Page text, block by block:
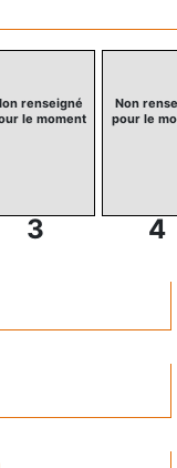
renseigné
le moment
3
Non
pour le
4